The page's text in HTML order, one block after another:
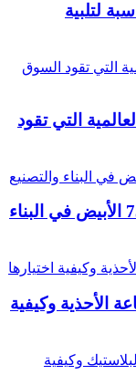
لتلبية
التي تقود
التطبيقات الشائعة لبي في سي 75/100 الأبيض في البناء
الأحذية وكيفية